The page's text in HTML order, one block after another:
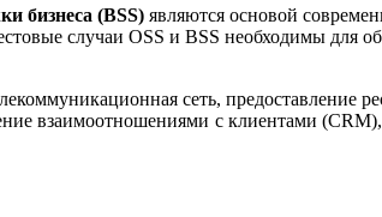
бизнеса (BSS) являются основой
случаи OSS и BSS необходимы для
сеть, предоставление
взаимоотношениями с клиентами